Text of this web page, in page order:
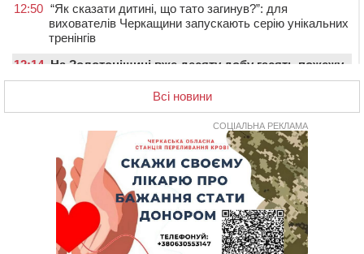
12:50 “Як сказати дитині, що тато загинув?”: для
вихователів Черкащини запускають серію унікальних
тренінгів
12:14 На Золотоніщині вже десяту добу гасять пожежу
торфу
Захисника зі Звенигородщини, який обороняв
Авдіївку, нагородили “Комбатантським хрестом”
На Черкащині п’яний мотоцикліст зіткнувся з
мопедом: двоє людей у лікарні
Ветерани МСК “Дніпро” вибороли бронзу чемпіонату
України
Всі новини
СОЦІАЛЬНА РЕКЛАМА